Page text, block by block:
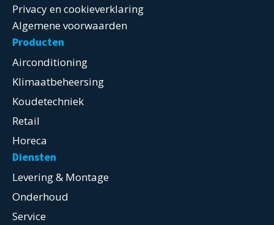
Privacy en cookieverklaring
Algemene voorwaarden
Producten
Airconditioning
Klimaatbeheersing
Koudetechniek
Retail
Horeca
Diensten
Levering & Montage
Onderhoud
Service